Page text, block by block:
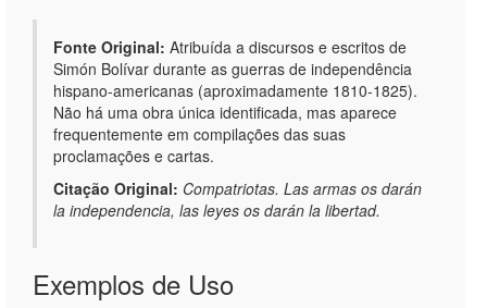
Fonte Original: Atribuída a discursos e escritos de
Simón Bolívar durante as guerras de independência
hispano-americanas (aproximadamente 1810-1825).
Não há uma obra única identificada, mas aparece
frequentemente em compilações das suas
proclamações e cartas.
Citação Original: Compatriotas. Las armas os darán
la independencia, las leyes os darán la libertad.
Exemplos de Uso